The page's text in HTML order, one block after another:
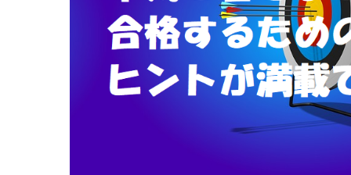
サラリーマン大家さんを応援！マンション経営、アパート経営の空室
ム、大家さん自ら行うネット集客、コンセプト賃貸の導入を研究する
on書籍出版、多拠点居住の暮らしぶり、旅行業務取扱管理者、宅建等